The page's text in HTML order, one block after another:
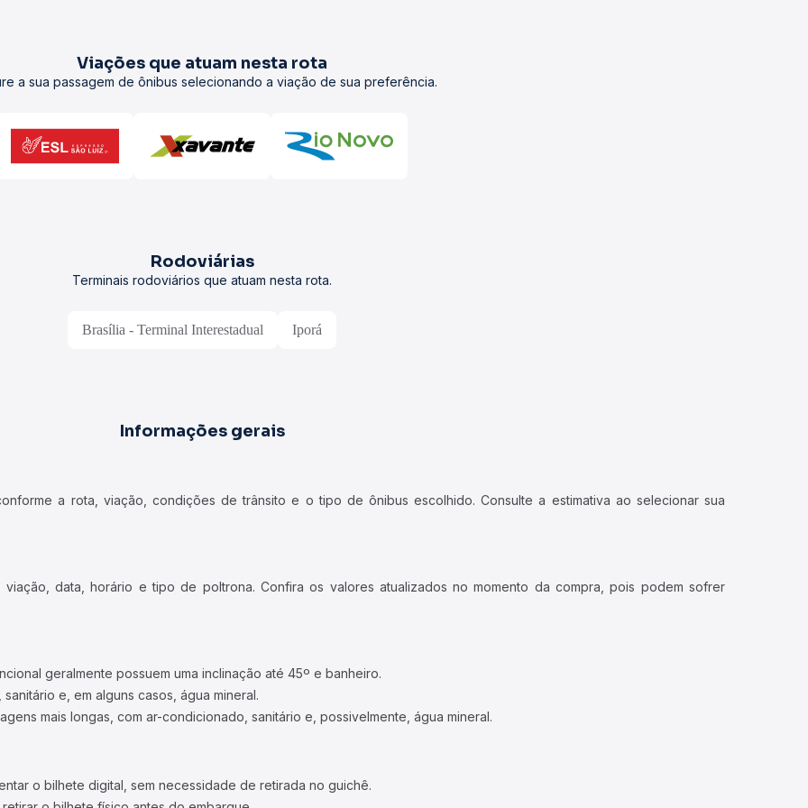
Viações que atuam nesta rota
a sua passagem de ônibus selecionando a viação de sua preferência.
Rodoviárias
Terminais rodoviários que atuam nesta rota.
Brasília - Terminal Interestadual Iporá
Informações gerais
a rota, viação, condições de trânsito e o tipo de ônibus escolhido. Consulte a estimativa ao selecionar sua
data, horário e tipo de poltrona. Confira os valores atualizados no momento da compra, pois podem sofrer
geralmente possuem uma inclinação até 45º e banheiro.
e, em alguns casos, água mineral.
mais longas, com ar-condicionado, sanitário e, possivelmente, água mineral.
o bilhete digital, sem necessidade de retirada no guichê.